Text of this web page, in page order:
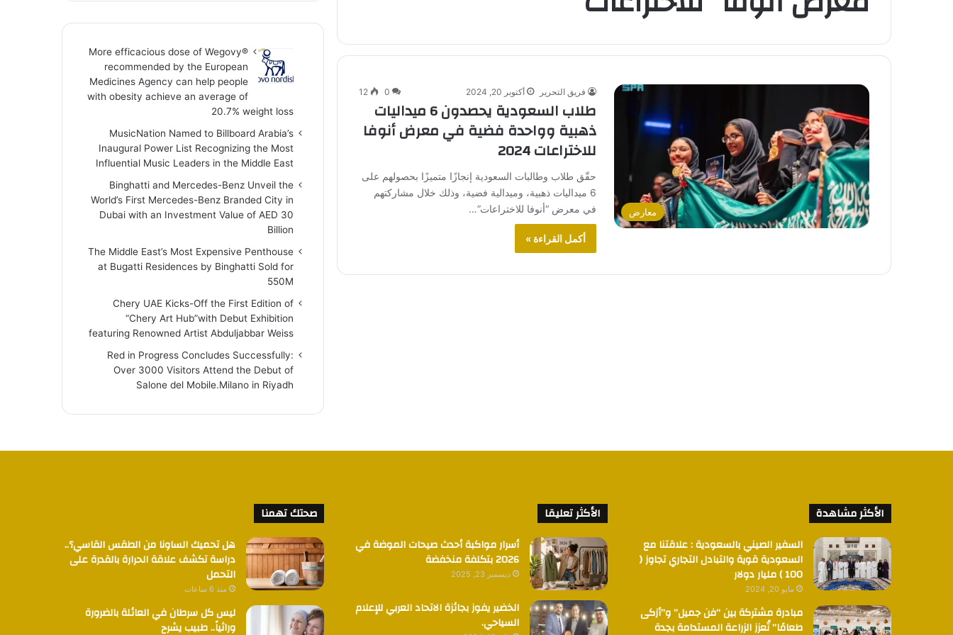
معارض
فريق التحرير أكتوبر 20, 2024 0
12
طلاب السعودية يحصدون 6 ميداليات
ذهبية وواحدة فضية في معرض أنوفا
للاختراعات 2024
حقّق طلاب وطالبات السعودية إنجازًا متميزًا بحصولهم على
6 ميداليات ذهبية، وميدالية فضية، وذلك خلال مشاركتهم
في معرض “أنوفا للاختراعات”…
أكمل القراءة »
More efficacious dose of Wegovy®️
recommended by the European
Medicines Agency can help people
with obesity achieve an average of
20.7% weight loss
MusicNation Named to Billboard Arabia’s
Inaugural Power List Recognizing the Most
Influential Music Leaders in the Middle East
Binghatti and Mercedes-Benz Unveil the
World’s First Mercedes-Benz Branded City in
Dubai with an Investment Value of AED 30
Billion
The Middle East’s Most Expensive Penthouse
at Bugatti Residences by Binghatti Sold for
550M
Chery UAE Kicks-Off the First Edition of
“Chery Art Hub”with Debut Exhibition
featuring Renowned Artist Abduljabbar Weiss
Red in Progress Concludes Successfully:
Over 3000 Visitors Attend the Debut of
Salone del Mobile.Milano in Riyadh
الأكثر مشاهدة
السفير الصيني بالسعودية : علاقتنا مع
السعودية قوية والتبادل التجاري تجاوز (
100 ) مليار دولار
مايو 20, 2024
مبادرة مشتركة بين “فن جميل” و”أزكى
طعامًا” تُعزز الزراعة المستدامة بجدة
الأكثر تعليقا
أسرار مواكبة أحدث صيحات الموضة في
2026 بتكلفة منخفضة
ديسمبر 23, 2025
الخضير يفوز بجائزة الاتحاد العربي للإعلام
السياحي.
صحتك تهمنا
هل تحميك الساونا من الطقس القاسي؟..
دراسة تكشف علاقة الحرارة بالقدرة على
التحمل
منذ 6 ساعات
ليس كل سرطان في العائلة بالضرورة
وراثياً.. طبيب يشرح